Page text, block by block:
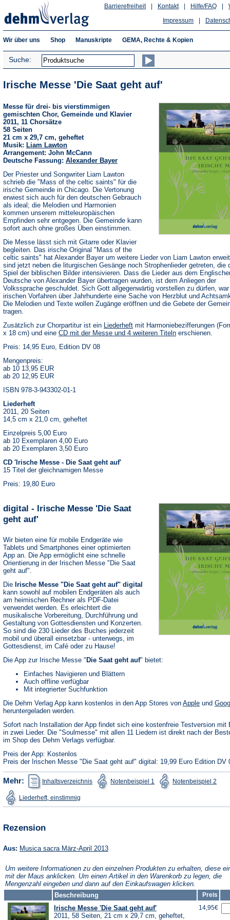
Hilfe/FAQ
Kontakt
Barrierefreiheit
Impressum
Wir über uns Shop Manuskripte GEMA, Rechte & Kopien
Suche:
Irische Messe 'Die Saat geht auf'
Messe für drei- bis vierstimmigen
gemischten Chor, Gemeinde und Klavier
2011, 11 Chorsätze
58 Seiten
21 cm x 29,7 cm, geheftet
Musik: Liam Lawton
Arrangement: John McCann
Deutsche Fassung: Alexander Bayer
Der Priester und Songwriter Liam Lawton
schrieb die "Mass of the celtic saints" für die
irische Gemeinde in Chicago. Die Vertonung
erwiest sich auch für den deutschen Gebrauch
als ideal; die Melodien und Harmonien
kommen unserem mitteleuropäischen
Empfinden sehr entgegen. Die Gemeinde kann
sofort auch ohne großes Üben einstimmen.
Die Messe lässt sich mit Gitarre oder Klavier
begleiten. Das irische Original "Mass of the
celtic saints" hat Alexander Bayer um weitere Lieder von Liam Lawton
sind jetzt neben die liturgischen Gesänge noch Strophenlieder getreten, die
Spiel der biblischen Bilder intensivieren. Dass die Lieder aus dem
Deutsche von Alexander Bayer übertragen wurden, ist dem Anliegen der
Volkssprache geschuldet. Sich Gott allgegenwärtig vorstellen zu dürfen,
irischen Vorfahren über Jahrhunderte eine Sache von Herzblut und
Die Melodien und Texte wollen Zugänge eröffnen und die Gebete der
tragen.
Zusätzlich zur Chorpartitur ist ein Liederheft mit Harmoniebezifferungen
x 18 cm) und eine CD mit der Messe und 4 weiteren Titeln erschienen.
Preis: 14,95 Euro, Edition DV 08
Mengenpreis:
ab 10 13,95 EUR
ab 20 12,95 EUR
ISBN 978-3-943302-01-1
Liederheft
2011, 20 Seiten
14,5 cm x 21,0 cm, geheftet
Einzelpreis 5,00 Euro
ab 10 Exemplaren 4,00 Euro
ab 20 Exemplaren 3,50 Euro
CD 'Irische Messe - Die Saat geht auf'
15 Titel der gleichnamigen Messe
Preis: 19,80 Euro
digital - Irische Messe 'Die Saat
geht auf'
Wir bieten eine für mobile Endgeräte wie
Tablets und Smartphones einer optimierten
App an. Die App ermöglicht eine schnelle
Orientierung in der Irischen Messe "Die Saat
geht auf".
Die Irische Messe "Die Saat geht auf" digital
kann sowohl auf mobilen Endgeräten als auch
am heimischen Rechner als PDF-Datei
verwendet werden. Es erleichtert die
musikalische Vorbereitung, Durchführung und
Gestaltung von Gottesdiensten und Konzerten.
So sind die 230 Lieder des Buches jederzeit
mobil und überall einsetzbar - unterwegs, im
Gottesdienst, im Café oder zu Hause!
Die App zur Irische Messe " Die Saat geht auf" bietet:
Einfaches Navigieren und Blättern
Auch offline verfügbar
Mit integrierter Suchfunktion
Die Dehm Verlag App kann kostenlos in den App Stores von Apple(Öffnet
neuen
Tab)
und
heruntergeladen werden.
Sofort nach Installation der App findet sich eine kostenfreie Testversion mit
in zwei Lieder. Die "Soulmesse" mit allen 11 Liedern ist direkt nach der
im Shop des Dehm Verlags verfügbar.
Preis der App: Kostenlos
Preis der Irischen Messe "Die Saat geht auf" digital: 19,99 Euro Edition DV
Mehr: Inhaltsverzeichnis
(Öffnet
in
einem
Tab)
Notenbeispiel 1
(Öffnet
in
einem
Tab)
Notenbeispiel 2in
Tab)
Liederheft, einstimmig
einem
Rezension
Aus: Musica sacra März-April 2013(Öffnet
neuen
Tab)
Um weitere Informationen zu den einzelnen Produkten zu erhalten, diese
mit der Maus anklicken. Um einen Artikel in den Warenkorb zu legen, die
Mengenzahl eingeben und dann auf den Einkaufswagen klicken.
Beschreibung
Preis
Irische Messe 'Die Saat geht auf'
2011, 58 Seiten, 21 cm x 29,7 cm, geheftet,
14,95€